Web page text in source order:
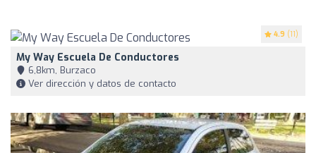
4.9 (11)
My Way Escuela De Conductores
6,8km, Burzaco
Ver dirección y datos de contacto